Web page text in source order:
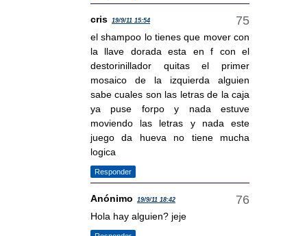
cris 19/9/11 15:54
el shampoo lo tienes que mover con
la llave dorada esta en f con el
destorinillador quitas el primer
mosaico de la izquierda alguien
sabe cuales son las letras de la caja
ya puse forpo y nada estuve
moviendo las letras y nada este
juego da hueva no tiene mucha
logica
Responder
Anónimo 19/9/11 18:42
Hola hay alguien? jeje